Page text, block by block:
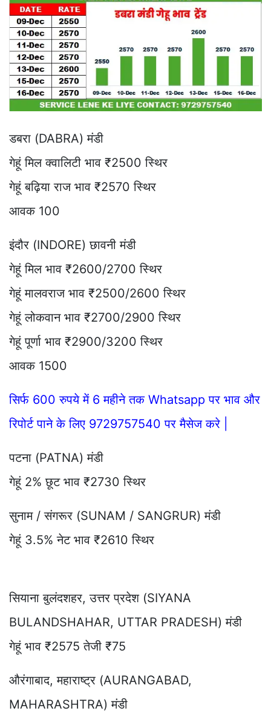
डबरा (DABRA) मंडी
गेहूं मिल क्वालिटी भाव ₹2500 स्थिर
गेहूं बढ़िया राज भाव ₹2570 स्थिर
आवक 100
इंदौर (INDORE) छावनी मंडी
गेहूं मिल भाव ₹2600/2700 स्थिर
गेहूं मालवराज भाव ₹2500/2600 स्थिर
गेहूं लोकवान भाव ₹2700/2900 स्थिर
गेहूं पूर्णा भाव ₹2900/3200 स्थिर
आवक 1500
सिर्फ 600 रुपये में 6 महीने तक Whatsapp पर भाव और
रिपोर्ट पाने के लिए 9729757540 पर मैसेज करे |
पटना (PATNA) मंडी
गेहूं 2% छूट भाव ₹2730 स्थिर
सुनाम / संगरूर (SUNAM / SANGRUR) मंडी
गेहूं 3.5% नेट भाव ₹2610 स्थिर
सियाना बुलंदशहर, उत्तर प्रदेश (SIYANA
BULANDSHAHAR, UTTAR PRADESH) मंडी
गेहूं भाव ₹2575 तेजी ₹75
औरंगाबाद, महाराष्ट्र (AURANGABAD,
MAHARASHTRA) मंडी